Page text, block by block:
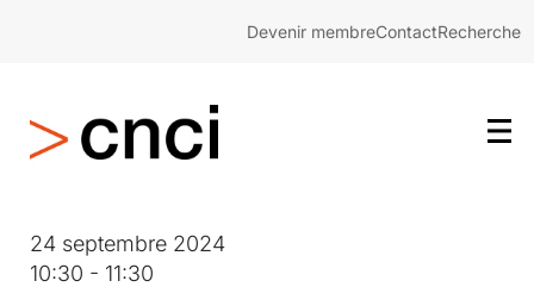
Devenir membreContactRecherche
24 septembre 2024
10:30 - 11:30